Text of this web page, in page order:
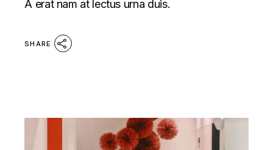
A erat nam at lectus urna duis.
SHARE